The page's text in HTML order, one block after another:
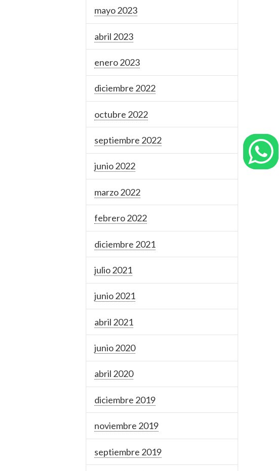
mayo 2023
abril 2023
enero 2023
diciembre 2022
octubre 2022
septiembre 2022
junio 2022
marzo 2022
febrero 2022
diciembre 2021
julio 2021
junio 2021
abril 2021
junio 2020
abril 2020
diciembre 2019
noviembre 2019
septiembre 2019